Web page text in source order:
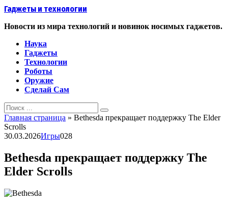
Перейти
контенту
Гаджеты и технологии
Новости из мира технологий и новинок носимых гаджетов.
Наука
Гаджеты
Технологии
Роботы
Оружие
Сделай Сам
Search
for:
Главная страница » Bethesda прекращает поддержку The Elder
Scrolls
30.03.2026Игры028
Bethesda прекращает поддержку The
Elder Scrolls